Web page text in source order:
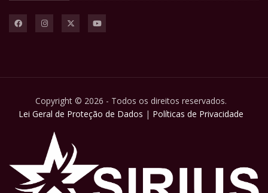
Copyright © 2026 - Todos os direitos reservados.
Lei Geral de Proteção de Dados | Políticas de Privacidade